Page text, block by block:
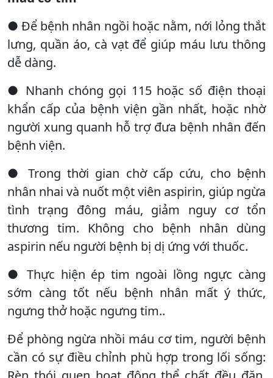
● Để bệnh nhân ngồi hoặc nằm, nới lỏng thắt
lưng, quần áo, cà vạt để giúp máu lưu thông
dễ dàng.
● Nhanh chóng gọi 115 hoặc số điện thoại
khẩn cấp của bệnh viện gần nhất, hoặc nhờ
người xung quanh hỗ trợ đưa bệnh nhân đến
bệnh viện.
● Trong thời gian chờ cấp cứu, cho bệnh
nhân nhai và nuốt một viên aspirin, giúp ngừa
tình trạng đông máu, giảm nguy cơ tổn
thương tim. Không cho bệnh nhân dùng
aspirin nếu người bệnh bị dị ứng với thuốc.
● Thực hiện ép tim ngoài lồng ngực càng
sớm càng tốt nếu bệnh nhân mất ý thức,
ngưng thở hoặc ngưng tim..
Để phòng ngừa nhồi máu cơ tim, người bệnh
cần có sự điều chỉnh phù hợp trong lối sống: